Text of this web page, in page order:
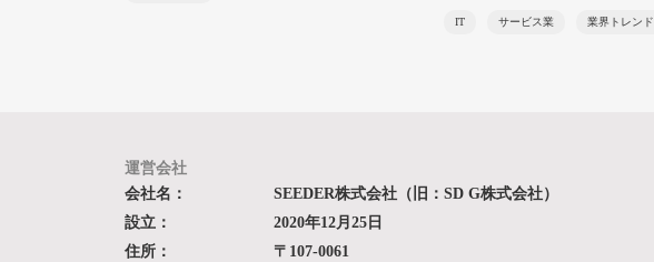
IT サービス業 業界トレンド
運営会社
会社名：
SEEDER株式会社（旧：SD G株式会社）
設立：
2020年12月25日
住所：
〒107-0061